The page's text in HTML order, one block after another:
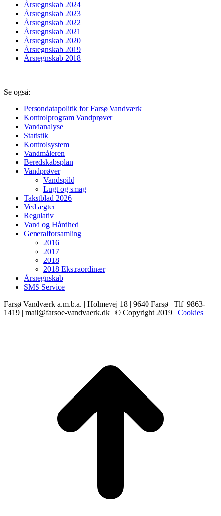
Årsregnskab 2024
Årsregnskab 2023
Årsregnskab 2022
Årsregnskab 2021
Årsregnskab 2020
Årsregnskab 2019
Årsregnskab 2018
Se også:
Persondatapolitik for Farsø Vandværk
Kontrolprogram Vandprøver
Vandanalyse
Statistik
Kontrolsystem
Vandmåleren
Beredskabsplan
Vandprøver
Vandspild
Lugt og smag
Takstblad 2026
Vedtægter
Regulativ
Vand og Hårdhed
Generalforsamling
2016
2017
2018
2018 Ekstraordinær
Årsregnskab
SMS Service
Farsø Vandværk a.m.b.a. | Holmevej 18 | 9640 Farsø | Tlf. 9863-
1419 | mail@farsoe-vandvaerk.dk | © Copyright 2019 | Cookies